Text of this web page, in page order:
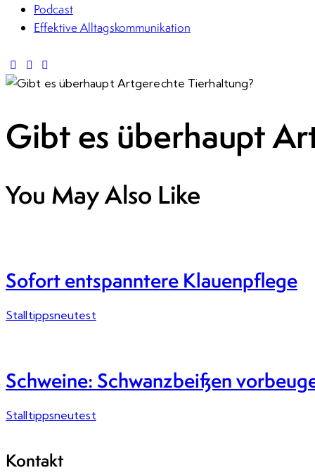
Podcast
Effektive Alltagskommunikation
Gibt es überhaupt
You May Also Like
Sofort entspanntere Klauenpflege
Stalltippsneutest
Schweine: Schwanzbeißen
Stalltippsneutest
Kontakt